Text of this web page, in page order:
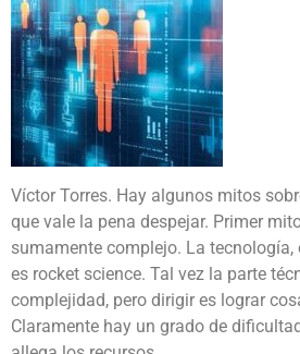
Víctor Torres. Hay algunos mitos
que vale la pena despejar. Primer
sumamente complejo. La tecnología,
es rocket science. Tal vez la parte
complejidad, pero dirigir es lograr
Claramente hay un grado de